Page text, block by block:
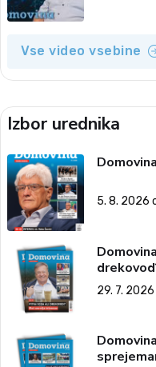
Vse video vsebine
Izbor urednika
5. 8. 2026
29. 7. 2026